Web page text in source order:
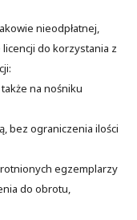
nieodpłatnej,
do korzystania z
na nośniku
bez ograniczenia ilości
egzemplarzy
do obrotu,